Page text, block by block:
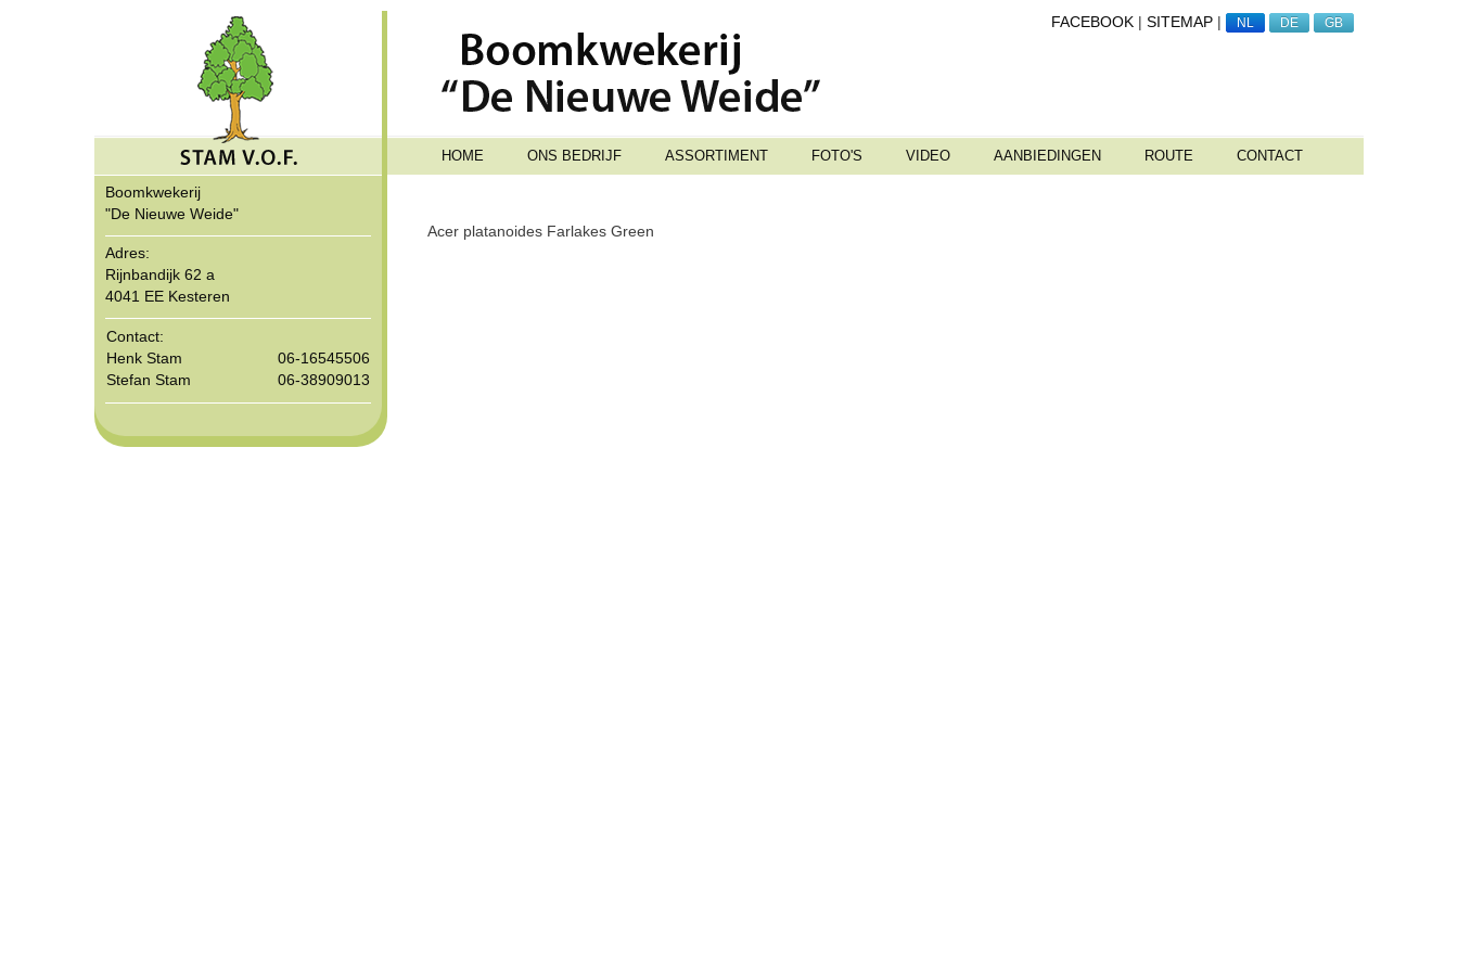
FACEBOOK| SITEMAP| NL DE GB
HOME ONS BEDRIJF ASSORTIMENT FOTO'S VIDEO AANBIEDINGEN ROUTE CONTACT
Boomkwekerij
"De Nieuwe Weide"
Adres:
Rijnbandijk 62 a
4041 EE Kesteren
Contact:
Henk Stam
Stefan Stam
06-16545506
06-38909013
Acer platanoides Farlakes Green